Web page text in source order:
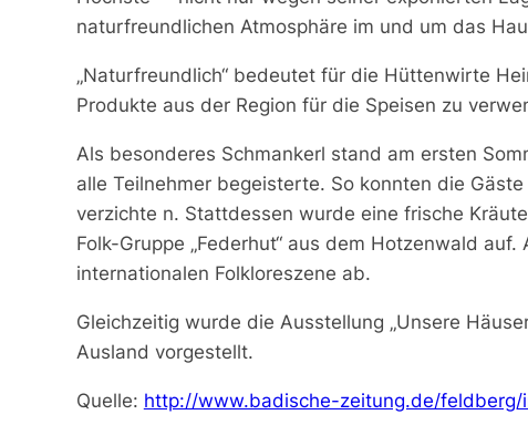
naturfreundlichen Atmosphäre im und um das
„Naturfreundlich“ bedeutet für die Hüttenwirte
Produkte aus der Region für die Speisen zu
Als besonderes Schmankerl stand am ersten
alle Teilnehmer begeisterte. So konnten die
verzichte n. Stattdessen wurde eine frische
Folk-Gruppe „Federhut“ aus dem Hotzenwald
internationalen Folkloreszene ab.
Gleichzeitig wurde die Ausstellung „Unsere
Ausland vorgestellt.
Quelle: http://www.badische-zeitung.de/